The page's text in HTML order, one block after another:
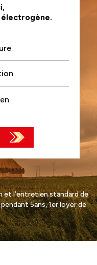
l’entretien standard de
5ans, 1er loyer de